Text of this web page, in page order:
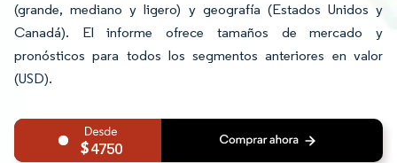
(grande, mediano y ligero) y geografía (Estados Unidos y
Canadá). El informe ofrece tamaños de mercado y
pronósticos para todos los segmentos anteriores en valor
(USD).
4750